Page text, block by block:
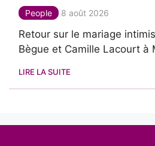
People 8 août 2026
Retour sur le mariage
Bègue et Camille Lacourt à
LIRE LA SUITE